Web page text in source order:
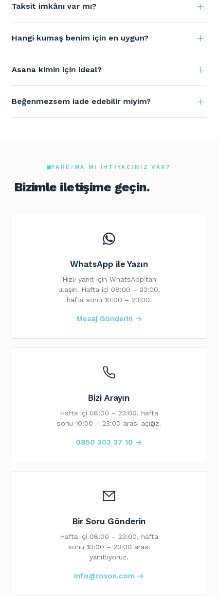
Taksit imkânı var mı?
Hangi kumaş benim için en uygun?
Asana kimin için ideal?
Beğenmezsem iade edebilir miyim?
YARDIMA MI IHTIYACINIZ VAR?
Bizimle iletişime geçin.
WhatsApp ile Yazın
Hızlı yanıt için WhatsApp'tan
ulaşın. Hafta içi 08:00 – 23:00,
hafta sonu 10:00 – 23:00.
Mesaj Gönderin →
Bizi Arayın
Hafta içi 08:00 – 23:00, hafta
sonu 10:00 – 23:00 arası açığız.
0850 303 37 10 →
Bir Soru Gönderin
Hafta içi 08:00 – 23:00, hafta
sonu 10:00 – 23:00 arası
yanıtlıyoruz.
info@rovon.com →